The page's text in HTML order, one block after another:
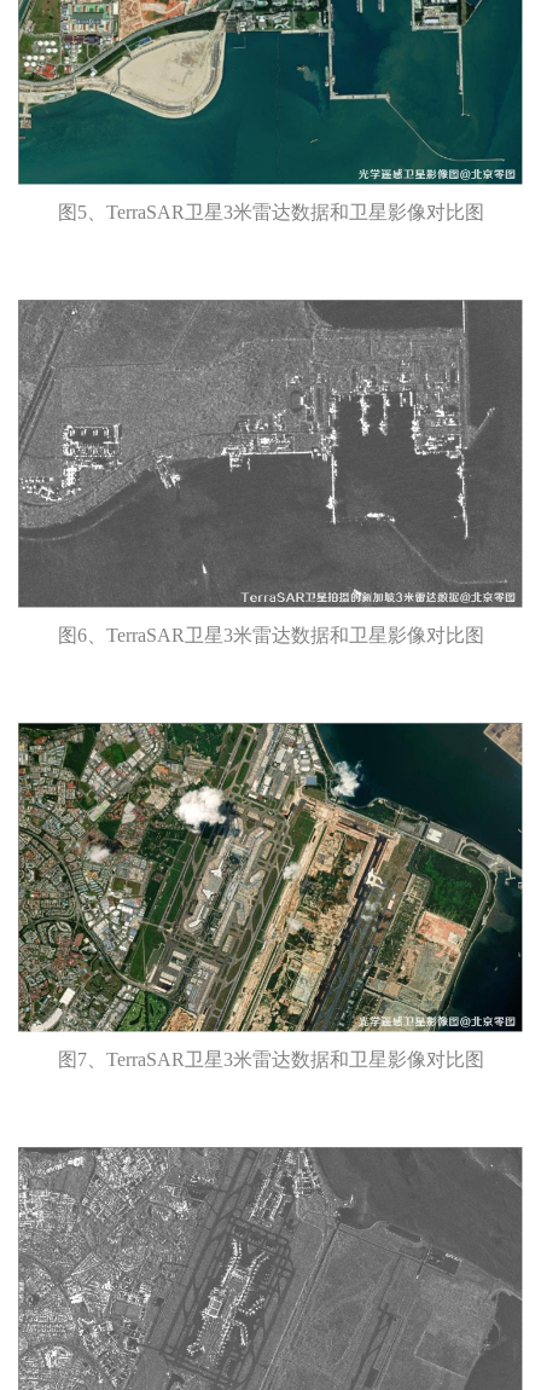
图5、TerraSAR卫星3米雷达数据和卫星影像对比图
图6、TerraSAR卫星3米雷达数据和卫星影像对比图
图7、TerraSAR卫星3米雷达数据和卫星影像对比图